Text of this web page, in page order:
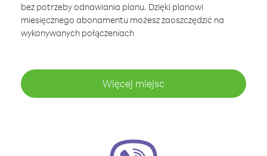
bez potrzeby odnawiania planu. Dzięki planowi
miesięcznego abonamentu możesz zaoszczędzić na
wykonywanych połączeniach
Więcej miejsc